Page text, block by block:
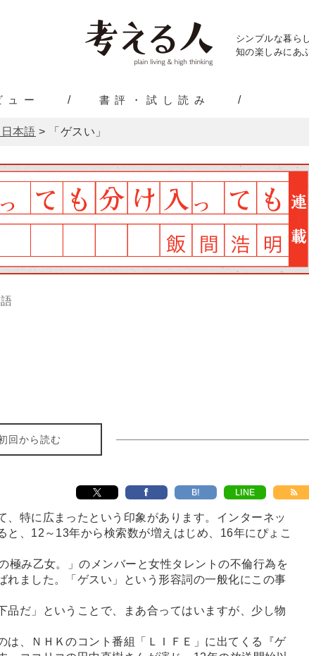
シンプルな暮ら
知の楽しみにあ
ュー 書評・試し読み
本語 > 「ゲスい」
回から読む
B! LINE
、特に広まったという印象があります。インターネッ
と、12～13年から検索数が増えはじめ、16年にぴょこ
み乙女。」のメンバーと女性タレントの不倫行為を
ました。「ゲスい」という形容詞の一般化にこの事
だ」ということで、まあ合ってはいますが、少し物
は、ＮＨＫのコント番組「ＬＩＦＥ」に出てくる『ゲ